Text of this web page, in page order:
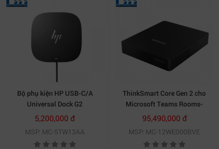
Bộ phụ kiện HP USB-C/A
Universal Dock G2
5,200,000 đ
MSP: MC-5TW13AA
ThinkSmart Core Gen 2 cho
Microsoft Teams Rooms-
12WE000BVE
95,490,000 đ
MSP: MC-12WE000BVE